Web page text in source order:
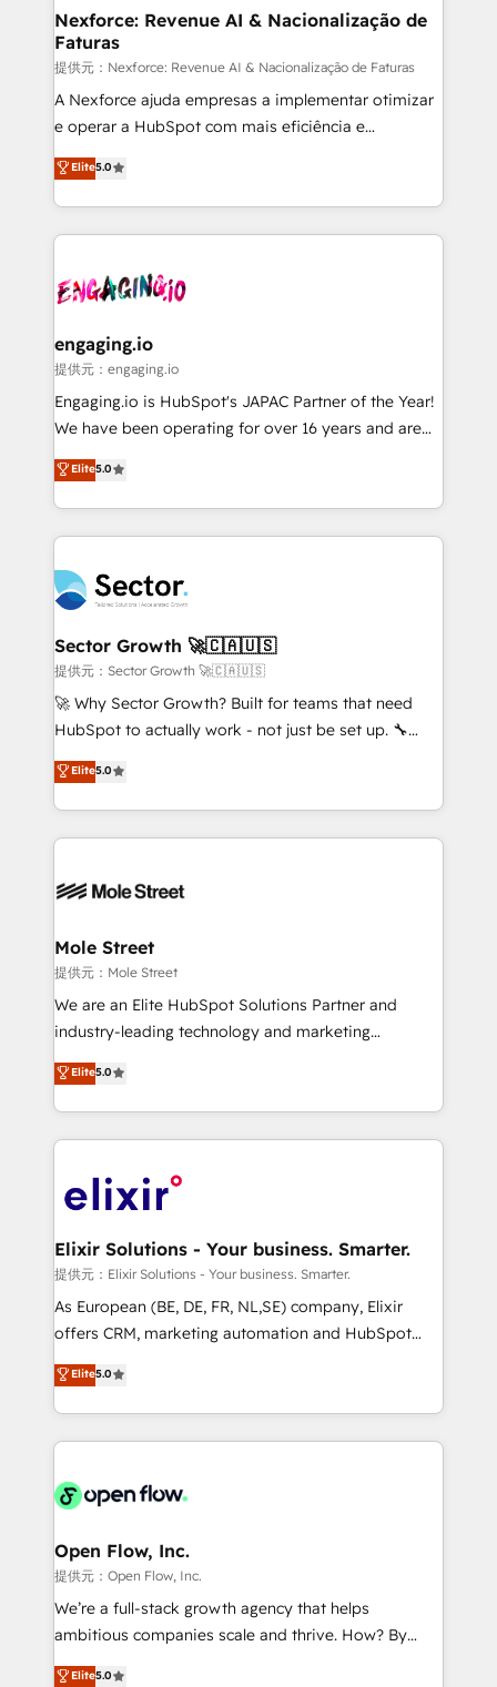
Station, Freshdesk, Intercom, and more. Custom
objects, automations, and integrations built for
growth. 🚀 AI-Driven GTM Orchestration Unify
HubSpot with LinkedIn, WhatsApp, email, paid
media, and AI voice to drive pipeline. 🤖 AI Custom
prospecting, follow-ups, service triage, and
knowledge retrieval—built in HubSpot. ⚡ Fast-Track
advanced optimization & adoption 📍 São Paulo, BR
• Des Moines, IA • New York, NY
Nexforce: Revenue AI & Nacionalização de
Faturas
提供元：Nexforce: Revenue AI & Nacionalização de Faturas
A Nexforce ajuda empresas a implementar otimizar
e operar a HubSpot com mais eficiência e
previsibilidade de receita. Combinamos Revenue
Operations (RevOps) e Inteligência Artificial para
estruturar processos integrar sistemas organizar
dados e automatizar operações. O objetivo é
operacional de receita conectando equipes
Também somos distribuidores oficiais da HubSpot
e de mais de 150 softwares globais permitindo
contratar e pagar a HubSpot em reais com nota
fiscal no Brasil e gerar economia de até 50% na
Oferecemos ainda agentes de IA especializados em
HubSpot que automatizam tarefas executam rotinas
empresas em 13 países utilizam a Nexforce. Somos
a maior parceira da HubSpot na América Latina e
líder no ranking global de sucesso do cliente da
HubSpot.
Elite5.0
engaging.io
提供元：engaging.io
Engaging.io is HubSpot's JAPAC Partner of the Year!
We have been operating for over 16 years and are
one of HubSpot's most experienced and technically
capable Agency Partners globally. We specialise in
complex CRM migrations, implementations,
integrations, custom CMS portal development,
businesses. Our teams are based in North America
and APAC. We are HubSpot's top-ranked Advanced
Implementation Certified Partner and we contribute
to their advisory council. We strive to do 'good work
with good people' and have worked with incredible
brands. You can see some of them on our website,
Elite5.0
Sector Growth 🚀🇨🇦🇺🇸
提供元：Sector Growth 🚀🇨🇦🇺🇸
🚀 Why Sector Growth? Built for teams that need
HubSpot to actually work - not just be set up. 🔧
HubSpot Experts: Onboarding, migrations,
automation, and training built for adoption. ⚡ Highly
Technical Execution: ERP, EMR and Custom
Integrations; complex builds delivered in weeks, not
workflows; automation agents; process optimization
Healthcare: HIPAA implementations; secure data
workflows 💼 Financial Services: compliant
workflows; audit-ready reporting ⚖️ Legal: client
intake; pipeline and document workflows 🛒 E-
revenue automation 🏢 Real Estate: deal pipelines;
portfolio and lifecycle management 🏭
HIPAA-aware; CASL-compliant; GDPR-ready
implementations where required 💡 Why 500+
built to scale.
Elite5.0
Mole Street
提供元：Mole Street
We are an Elite HubSpot Solutions Partner and
industry-leading technology and marketing
consultancy. Our focus is on enterprise and mid-
market B2B companies globally that want a strategic
approach to execute their goals through creative
applications of our solutions; Technical HubSpot
Design, Migrations + Integrations. Mole Street’s
greatness, which is achieved through creating
absolute clarity, derived from a well-defined
strategy, executed well, and reported on with clear
results. The culture is driven by core values; Joy, Grit,
Mindedness, and Clarity. We are driven to win for the
collective good of the company and its clientele, and
things are happening.
Elite5.0
Elixir Solutions - Your business. Smarter.
提供元：Elixir Solutions - Your business. Smarter.
As European (BE, DE, FR, NL,SE) company, Elixir
offers CRM, marketing automation and HubSpot
integration products and services to mid-market
and enterprise customers. We ensure that your sales,
service and marketing department operates in the
most effective way, while at the same time
integrated buyers journey. Elixir is located in
and Stockholm Elixir is a first mover and leader
when it comes to HubSpot sales and service
implementations, highly renowned for our business
acumen, process (re-)design experience and a
integrate HubSpot with complex solutions like SAP,
Elite5.0
Open Flow, Inc.
提供元：Open Flow, Inc.
We’re a full-stack growth agency that helps
ambitious companies scale and thrive. How? By
upgrading and streamlining every single revenue-
Elite5.0